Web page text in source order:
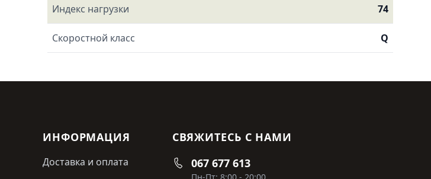
Индекс нагрузки 74
Скоростной класс Q
ИНФОРМАЦИЯ
Доставка и оплата
СВЯЖИТЕСЬ С НАМИ
067 677 613